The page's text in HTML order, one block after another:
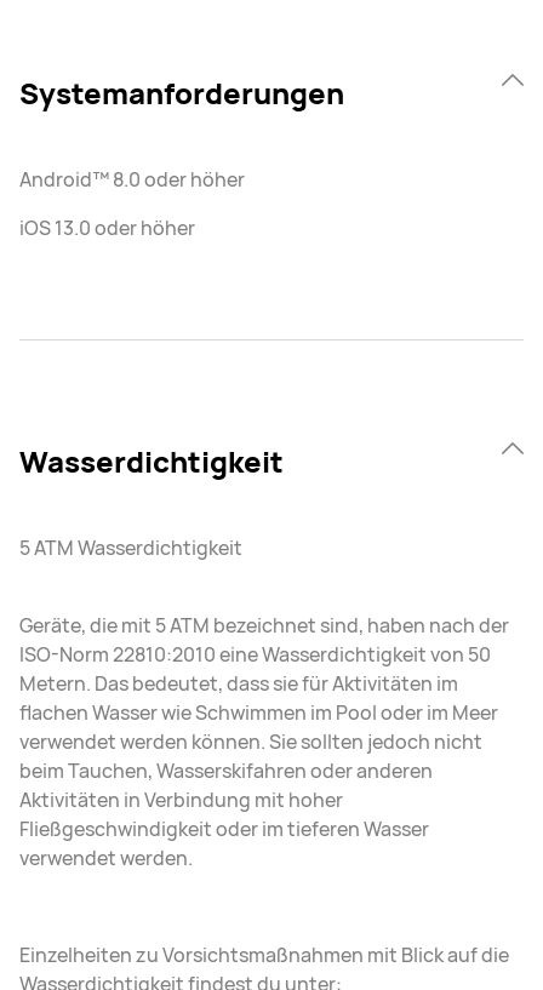
Systemanforderungen
Android™ 8.0 oder höher
iOS 13.0 oder höher
Wasserdichtigkeit
5 ATM Wasserdichtigkeit
Geräte, die mit 5 ATM bezeichnet sind, haben nach der
ISO-Norm 22810:2010 eine Wasserdichtigkeit von 50
Metern. Das bedeutet, dass sie für Aktivitäten im
flachen Wasser wie Schwimmen im Pool oder im Meer
verwendet werden können. Sie sollten jedoch nicht
beim Tauchen, Wasserskifahren oder anderen
Aktivitäten in Verbindung mit hoher
Fließgeschwindigkeit oder im tieferen Wasser
verwendet werden.
Einzelheiten zu Vorsichtsmaßnahmen mit Blick auf die
Wasserdichtigkeit findest du unter: